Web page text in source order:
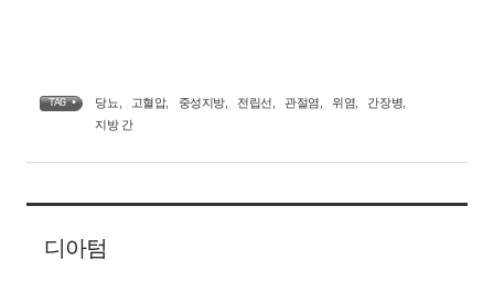
TAG • 당뇨 고혈압, 중성지방, 전립선 관절염 위염 간장병
지방 간
디아텀